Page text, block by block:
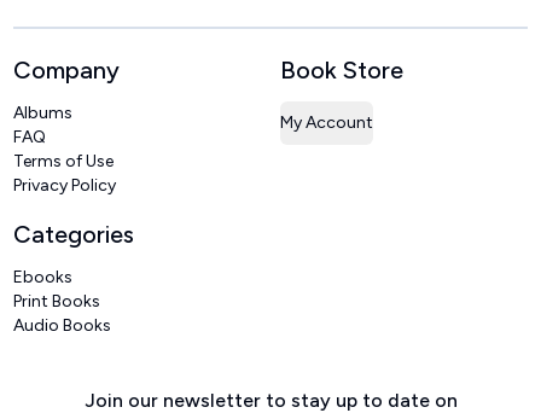
Company
Albums
FAQ
Terms of Use
Privacy Policy
Book Store
My Account
Categories
Ebooks
Print Books
Audio Books
Join our newsletter to stay up to date on